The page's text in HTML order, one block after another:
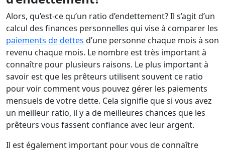
Alors, qu’est-ce qu’un ratio d’endettement? Il s’agit d’un
calcul des finances personnelles qui vise à comparer les
paiements de dettes d’une personne chaque mois à son
revenu chaque mois. Le nombre est très important à
connaître pour plusieurs raisons. Le plus important à
savoir est que les prêteurs utilisent souvent ce ratio
pour voir comment vous pouvez gérer les paiements
mensuels de votre dette. Cela signifie que si vous avez
un meilleur ratio, il y a de meilleures chances que les
prêteurs vous fassent confiance avec leur argent.
Il est également important pour vous de connaître